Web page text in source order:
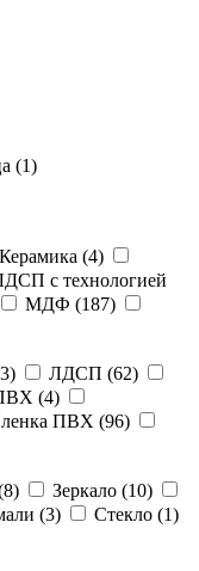
(1)
Керамика (4)
с технологией
МДФ (187)
3) ЛДСП (62)
(4)
ПВХ (96)
8) Зеркало (10)
(3) Стекло (1)